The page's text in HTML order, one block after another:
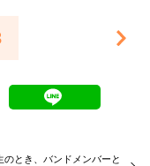
とき、バンドメンバーと